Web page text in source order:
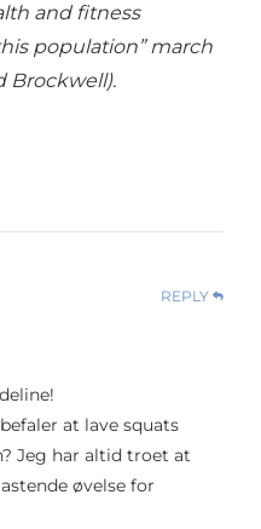
and fitness
population” march
Brockwell).
REPLY
at lave squats
Jeg har altid troet at
øvelse for